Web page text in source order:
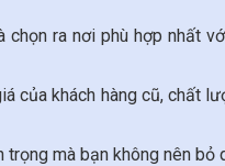
ra nơi phù hợp nhất
của khách hàng cũ, chất
mà bạn không nên bỏ